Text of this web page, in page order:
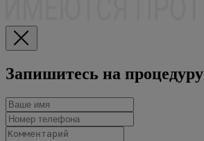
Запишитесь на процедуру